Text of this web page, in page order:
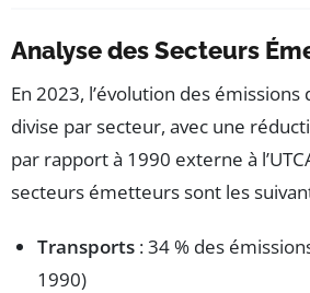
Analyse des Secteurs
En 2023, l’évolution des émissions
divise par secteur, avec une
par rapport à 1990 externe à
secteurs émetteurs sont les
Transports : 34 % des
1990)